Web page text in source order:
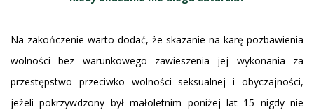
Na zakończenie warto dodać, że skazanie na karę pozbawienia
wolności bez warunkowego zawieszenia jej wykonania za
przestępstwo przeciwko wolności seksualnej i obyczajności,
jeżeli pokrzywdzony był małoletnim poniżej lat 15 nigdy nie